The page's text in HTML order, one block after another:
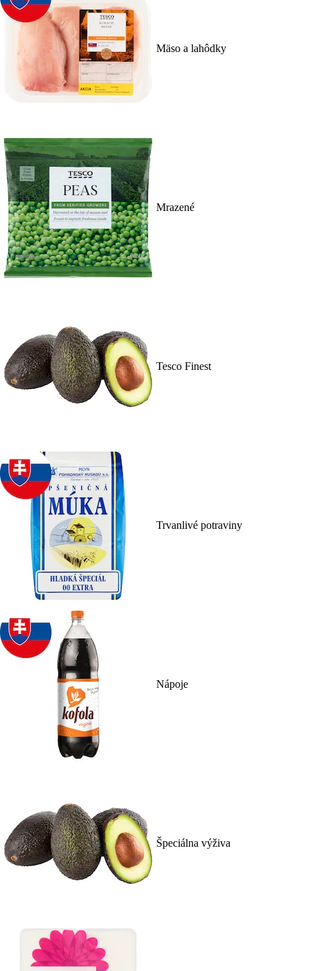
Mäso a lahôdky
Mrazené
Tesco Finest
Trvanlivé potraviny
Nápoje
Špeciálna výživa